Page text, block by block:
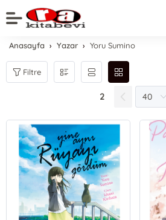
Anasayfa Yazar Yoru Sumino
Filtre
2